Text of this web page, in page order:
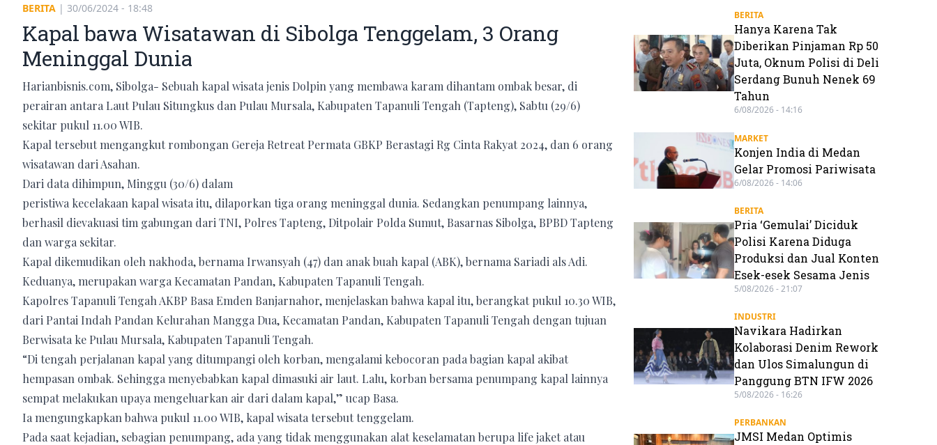
BERITA | 30/06/2024 - 18:48
Kapal bawa Wisatawan di Sibolga Tenggelam, 3 Orang
Meninggal Dunia
Harianbisnis.com, Sibolga- Sebuah kapal wisata jenis Dolpin yang membawa karam dihantam ombak besar, di
perairan antara Laut Pulau Situngkus dan Pulau Mursala, Kabupaten Tapanuli Tengah (Tapteng), Sabtu (29/6)
sekitar pukul 11.00 WIB.
Kapal tersebut mengangkut rombongan Gereja Retreat Permata GBKP Berastagi Rg Cinta Rakyat 2024, dan 6 orang
wisatawan dari Asahan.
Dari data dihimpun, Minggu (30/6) dalam
peristiwa kecelakaan kapal wisata itu, dilaporkan tiga orang meninggal dunia. Sedangkan penumpang lainnya,
berhasil dievakuasi tim gabungan dari TNI, Polres Tapteng, Ditpolair Polda Sumut, Basarnas Sibolga, BPBD Tapteng
dan warga sekitar.
Kapal dikemudikan oleh nakhoda, bernama Irwansyah (47) dan anak buah kapal (ABK), bernama Sariadi als Adi.
Keduanya, merupakan warga Kecamatan Pandan, Kabupaten Tapanuli Tengah.
Kapolres Tapanuli Tengah AKBP Basa Emden Banjarnahor, menjelaskan bahwa kapal itu, berangkat pukul 10.30 WIB,
dari Pantai Indah Pandan Kelurahan Mangga Dua, Kecamatan Pandan, Kabupaten Tapanuli Tengah dengan tujuan
Berwisata ke Pulau Mursala, Kabupaten Tapanuli Tengah.
“Di tengah perjalanan kapal yang ditumpangi oleh korban, mengalami kebocoran pada bagian kapal akibat
hempasan ombak. Sehingga menyebabkan kapal dimasuki air laut. Lalu, korban bersama penumpang kapal lainnya
sempat melakukan upaya mengeluarkan air dari dalam kapal,” ucap Basa.
Ia mengungkapkan bahwa pukul 11.00 WIB, kapal wisata tersebut tenggelam.
Pada saat kejadian, sebagian penumpang, ada yang tidak menggunakan alat keselamatan berupa life jaket atau
BERITA
Hanya Karena Tak
Diberikan Pinjaman Rp 50
Juta, Oknum Polisi di Deli
Serdang Bunuh Nenek 69
Tahun
6/08/2026 - 14:16
MARKET
Konjen India di Medan
Gelar Promosi Pariwisata
6/08/2026 - 14:06
BERITA
Pria ‘Gemulai’ Diciduk
Polisi Karena Diduga
Produksi dan Jual Konten
Esek-esek Sesama Jenis
5/08/2026 - 21:07
INDUSTRI
Navikara Hadirkan
Kolaborasi Denim Rework
dan Ulos Simalungun di
Panggung BTN IFW 2026
5/08/2026 - 16:26
PERBANKAN
JMSI Medan Optimis